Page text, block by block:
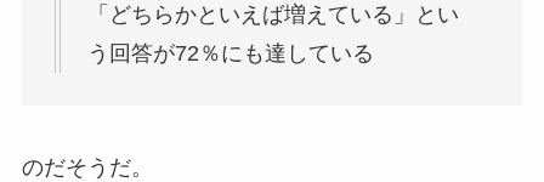
「どちらかといえば増えている」とい
う回答が72％にも達している
のだそうだ。